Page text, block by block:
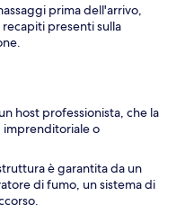
prima dell'arrivo,
presenti sulla
host professionista, che la
imprenditoriale o
è garantita da un
di fumo, un sistema di